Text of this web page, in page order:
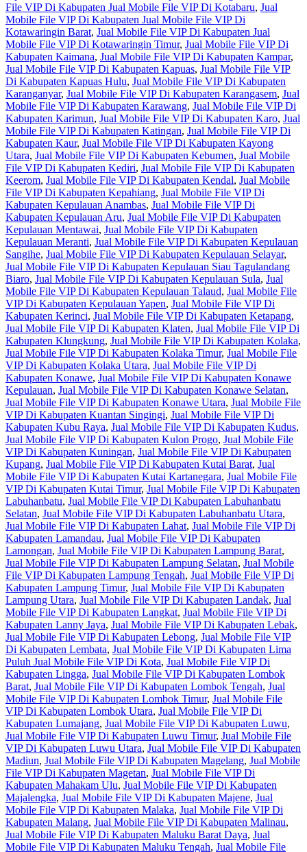
File VIP Di Kabupaten Jual Mobile File VIP Di Kotabaru, Jual
Mobile File VIP Di Kabupaten Jual Mobile File VIP Di
Kotawaringin Barat, Jual Mobile File VIP Di Kabupaten Jual
Mobile File VIP Di Kotawaringin Timur, Jual Mobile File VIP Di
Kabupaten Kaimana, Jual Mobile File VIP Di Kabupaten Kampar,
Jual Mobile File VIP Di Kabupaten Kapuas, Jual Mobile File VIP
Di Kabupaten Kapuas Hulu, Jual Mobile File VIP Di Kabupaten
Karanganyar, Jual Mobile File VIP Di Kabupaten Karangasem, Jual
Mobile File VIP Di Kabupaten Karawang, Jual Mobile File VIP Di
Kabupaten Karimun, Jual Mobile File VIP Di Kabupaten Karo, Jual
Mobile File VIP Di Kabupaten Katingan, Jual Mobile File VIP Di
Kabupaten Kaur, Jual Mobile File VIP Di Kabupaten Kayong
Utara, Jual Mobile File VIP Di Kabupaten Kebumen, Jual Mobile
File VIP Di Kabupaten Kediri, Jual Mobile File VIP Di Kabupaten
Keerom, Jual Mobile File VIP Di Kabupaten Kendal, Jual Mobile
File VIP Di Kabupaten Kepahiang, Jual Mobile File VIP Di
Kabupaten Kepulauan Anambas, Jual Mobile File VIP Di
Kabupaten Kepulauan Aru, Jual Mobile File VIP Di Kabupaten
Kepulauan Mentawai, Jual Mobile File VIP Di Kabupaten
Kepulauan Meranti, Jual Mobile File VIP Di Kabupaten Kepulauan
Sangihe, Jual Mobile File VIP Di Kabupaten Kepulauan Selayar,
Jual Mobile File VIP Di Kabupaten Kepulauan Siau Tagulandang
Biaro, Jual Mobile File VIP Di Kabupaten Kepulauan Sula, Jual
Mobile File VIP Di Kabupaten Kepulauan Talaud, Jual Mobile File
VIP Di Kabupaten Kepulauan Yapen, Jual Mobile File VIP Di
Kabupaten Kerinci, Jual Mobile File VIP Di Kabupaten Ketapang,
Jual Mobile File VIP Di Kabupaten Klaten, Jual Mobile File VIP Di
Kabupaten Klungkung, Jual Mobile File VIP Di Kabupaten Kolaka,
Jual Mobile File VIP Di Kabupaten Kolaka Timur, Jual Mobile File
VIP Di Kabupaten Kolaka Utara, Jual Mobile File VIP Di
Kabupaten Konawe, Jual Mobile File VIP Di Kabupaten Konawe
Kepulauan, Jual Mobile File VIP Di Kabupaten Konawe Selatan,
Jual Mobile File VIP Di Kabupaten Konawe Utara, Jual Mobile File
VIP Di Kabupaten Kuantan Singingi, Jual Mobile File VIP Di
Kabupaten Kubu Raya, Jual Mobile File VIP Di Kabupaten Kudus,
Jual Mobile File VIP Di Kabupaten Kulon Progo, Jual Mobile File
VIP Di Kabupaten Kuningan, Jual Mobile File VIP Di Kabupaten
Kupang, Jual Mobile File VIP Di Kabupaten Kutai Barat, Jual
Mobile File VIP Di Kabupaten Kutai Kartanegara, Jual Mobile File
VIP Di Kabupaten Kutai Timur, Jual Mobile File VIP Di Kabupaten
Labuhanbatu, Jual Mobile File VIP Di Kabupaten Labuhanbatu
Selatan, Jual Mobile File VIP Di Kabupaten Labuhanbatu Utara,
Jual Mobile File VIP Di Kabupaten Lahat, Jual Mobile File VIP Di
Kabupaten Lamandau, Jual Mobile File VIP Di Kabupaten
Lamongan, Jual Mobile File VIP Di Kabupaten Lampung Barat,
Jual Mobile File VIP Di Kabupaten Lampung Selatan, Jual Mobile
File VIP Di Kabupaten Lampung Tengah, Jual Mobile File VIP Di
Kabupaten Lampung Timur, Jual Mobile File VIP Di Kabupaten
Lampung Utara, Jual Mobile File VIP Di Kabupaten Landak, Jual
Mobile File VIP Di Kabupaten Langkat, Jual Mobile File VIP Di
Kabupaten Lanny Jaya, Jual Mobile File VIP Di Kabupaten Lebak,
Jual Mobile File VIP Di Kabupaten Lebong, Jual Mobile File VIP
Di Kabupaten Lembata, Jual Mobile File VIP Di Kabupaten Lima
Puluh Jual Mobile File VIP Di Kota, Jual Mobile File VIP Di
Kabupaten Lingga, Jual Mobile File VIP Di Kabupaten Lombok
Barat, Jual Mobile File VIP Di Kabupaten Lombok Tengah, Jual
Mobile File VIP Di Kabupaten Lombok Timur, Jual Mobile File
VIP Di Kabupaten Lombok Utara, Jual Mobile File VIP Di
Kabupaten Lumajang, Jual Mobile File VIP Di Kabupaten Luwu,
Jual Mobile File VIP Di Kabupaten Luwu Timur, Jual Mobile File
VIP Di Kabupaten Luwu Utara, Jual Mobile File VIP Di Kabupaten
Madiun, Jual Mobile File VIP Di Kabupaten Magelang, Jual Mobile
File VIP Di Kabupaten Magetan, Jual Mobile File VIP Di
Kabupaten Mahakam Ulu, Jual Mobile File VIP Di Kabupaten
Majalengka, Jual Mobile File VIP Di Kabupaten Majene, Jual
Mobile File VIP Di Kabupaten Malaka, Jual Mobile File VIP Di
Kabupaten Malang, Jual Mobile File VIP Di Kabupaten Malinau,
Jual Mobile File VIP Di Kabupaten Maluku Barat Daya, Jual
Mobile File VIP Di Kabupaten Maluku Tengah, Jual Mobile File